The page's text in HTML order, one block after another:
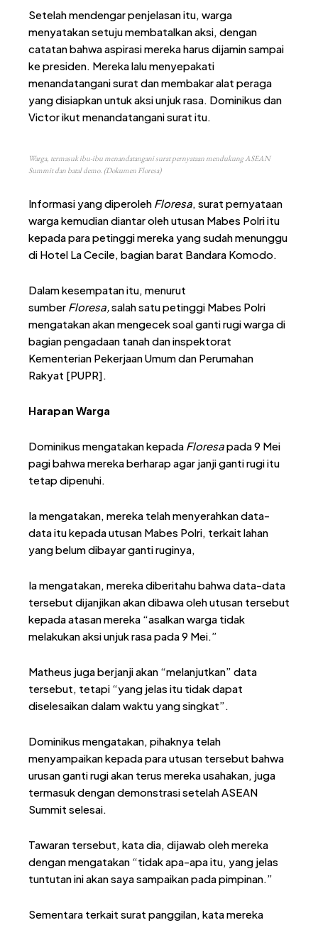
Setelah mendengar penjelasan itu, warga
menyatakan setuju membatalkan aksi, dengan
catatan bahwa aspirasi mereka harus dijamin sampai
ke presiden. Mereka lalu menyepakati
menandatangani surat dan membakar alat peraga
yang disiapkan untuk aksi unjuk rasa. Dominikus dan
Victor ikut menandatangani surat itu.
Warga, termasuk ibu-ibu menandatangani surat pernyataan mendukung ASEAN
Summit dan batal demo. (Dokumen Floresa)
Informasi yang diperoleh Floresa , surat pernyataan
warga kemudian diantar oleh utusan Mabes Polri itu
kepada para petinggi mereka yang sudah menunggu
di Hotel La Cecile, bagian barat Bandara Komodo.
Dalam kesempatan itu, menurut
sumber Floresa, salah satu petinggi Mabes Polri
mengatakan akan mengecek soal ganti rugi warga di
bagian pengadaan tanah dan inspektorat
Kementerian Pekerjaan Umum dan Perumahan
Rakyat [PUPR].
Harapan Warga
Dominikus mengatakan kepada Floresapada 9 Mei
pagi bahwa mereka berharap agar janji ganti rugi itu
tetap dipenuhi.
Ia mengatakan, mereka telah menyerahkan data-
data itu kepada utusan Mabes Polri, terkait lahan
yang belum dibayar ganti ruginya,
Ia mengatakan, mereka diberitahu bahwa data-data
tersebut dijanjikan akan dibawa oleh utusan tersebut
kepada atasan mereka “asalkan warga tidak
melakukan aksi unjuk rasa pada 9 Mei.”
Matheus juga berjanji akan “melanjutkan” data
tersebut, tetapi “yang jelas itu tidak dapat
diselesaikan dalam waktu yang singkat”.
Dominikus mengatakan, pihaknya telah
menyampaikan kepada para utusan tersebut bahwa
urusan ganti rugi akan terus mereka usahakan, juga
termasuk dengan demonstrasi setelah ASEAN
Summit selesai.
Tawaran tersebut, kata dia, dijawab oleh mereka
dengan mengatakan “tidak apa-apa itu, yang jelas
tuntutan ini akan saya sampaikan pada pimpinan.”
Sementara terkait surat panggilan, kata mereka